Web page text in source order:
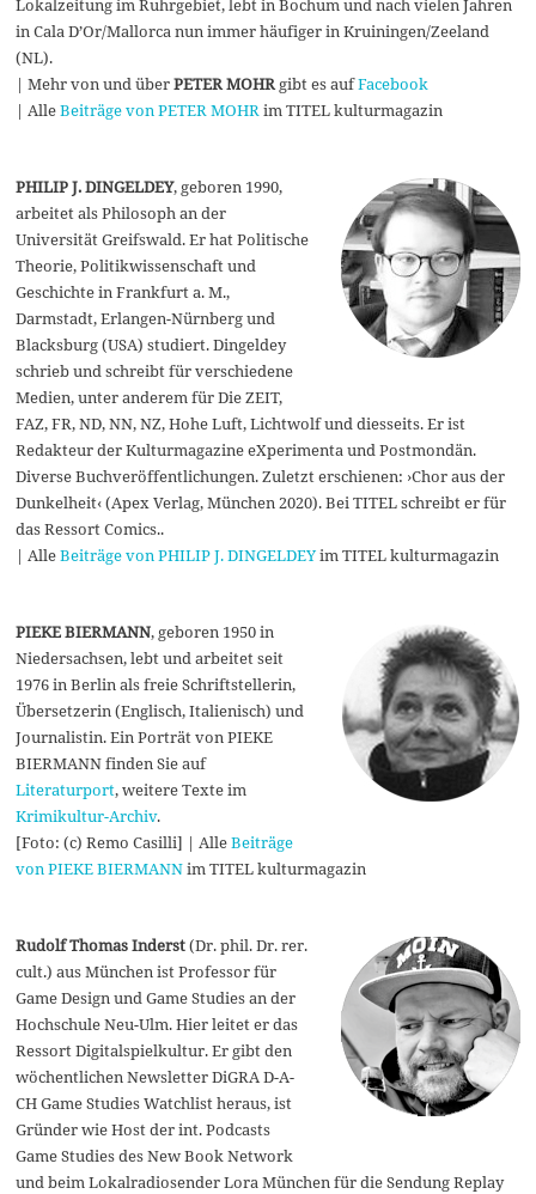
Lokalzeitung im Ruhrgebiet, lebt in Bochum und nach vielen Jahren
in Cala D’Or/Mallorca nun immer häufiger in Kruiningen/Zeeland
(NL).
| Mehr von und überPETER MOHRgibt es aufFacebook
| AlleBeiträge von PETER MOHRim TITEL kulturmagazin
PHILIP J. DINGELDEY, geboren 1990,
arbeitet als Philosoph an der
Universität Greifswald. Er hat Politische
Theorie, Politikwissenschaft und
Geschichte in Frankfurt a. M.,
Darmstadt, Erlangen-Nürnberg und
Blacksburg (USA) studiert. Dingeldey
schrieb und schreibt für verschiedene
Medien, unter anderem für Die ZEIT,
FAZ, FR, ND, NN, NZ, Hohe Luft, Lichtwolf und diesseits. Er ist
Redakteur der Kulturmagazine eXperimenta und Postmondän.
Diverse Buchveröffentlichungen. Zuletzt erschienen: ›Chor aus der
Dunkelheit‹ (Apex Verlag, München 2020). Bei TITEL schreibt er für
das Ressort Comics..
| AlleBeiträge von PHILIP J. DINGELDEYim TITEL kulturmagazin
PIEKE BIERMANN, geboren 1950 in
Niedersachsen, lebt und arbeitet seit
1976 in Berlin als freie Schriftstellerin,
Übersetzerin (Englisch, Italienisch) und
Journalistin. Ein Porträt von PIEKE
BIERMANN finden Sie auf
Literaturport, weitere Texte im
Krimikultur-Archiv.
[Foto: (c) Remo Casilli] | AlleBeiträge
von PIEKE BIERMANNim TITEL kulturmagazin
Rudolf Thomas Inderst(Dr. phil. Dr. rer.
cult.) aus München ist Professor für
Game Design und Game Studies an der
Hochschule Neu-Ulm. Hier leitet er das
Ressort Digitalspielkultur. Er gibt den
wöchentlichen Newsletter DiGRA D-A-
CH Game Studies Watchlist heraus, ist
Gründer wie Host der int. Podcasts
Game Studies des New Book Network
und beim Lokalradiosender Lora München für die Sendung Replay